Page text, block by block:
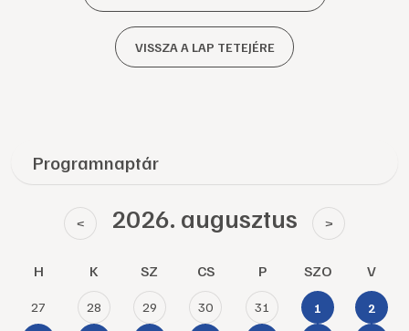
VISSZA A LAP TETEJÉRE
Programnaptár
< 2026. augusztus >
H K SZ CS P SZO V
27 28 29 30 31 1 2